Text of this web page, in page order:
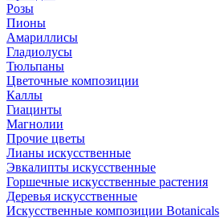
Розы
Пионы
Амариллисы
Гладиолусы
Тюльпаны
Цветочные композиции
Каллы
Гиацинты
Магнолии
Прочие цветы
Лианы искусственные
Эвкалипты искусственные
Горшечные искусственные растения
Деревья искусственные
Искусственные композиции Botanicals